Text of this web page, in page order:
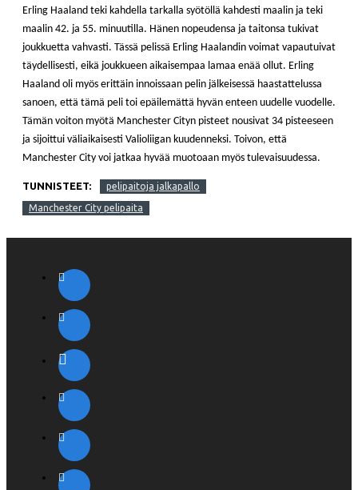
Erling Haaland teki kahdella tarkalla syötöllä kahdesti maalin ja teki
maalin 42. ja 55. minuutilla. Hänen nopeudensa ja taitonsa tukivat
joukkuetta vahvasti. Tässä pelissä Erling Haalandin voimat vapautuivat
täydellisesti, eikä joukkueen aikaisempaa lamaa enää ollut. Erling
Haaland oli myös erittäin innoissaan pelin jälkeisessä haastattelussa
sanoen, että tämä peli toi epäilemättä hyvän enteen uudelle vuodelle.
Tämän voiton myötä Manchester Cityn pisteet nousivat 34 pisteeseen
ja sijoittui väliaikaisesti Valioliigan kuudenneksi. Toivon, että
Manchester City voi jatkaa hyvää muotoaan myös tulevaisuudessa.
TUNNISTEET: pelipaitoja jalkapallo
Manchester City pelipaita